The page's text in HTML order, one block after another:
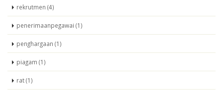
rekrutmen (4)
penerimaanpegawai (1)
penghargaan (1)
piagam (1)
rat (1)